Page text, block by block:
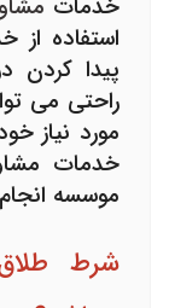
خدمات
استفاده
پیدا کردن
راحتی می
مورد نیاز
خدمات
موسسه
شرط